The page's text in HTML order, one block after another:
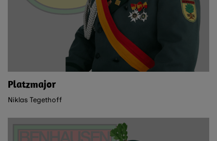
Platzmajor
Niklas Tegethoff